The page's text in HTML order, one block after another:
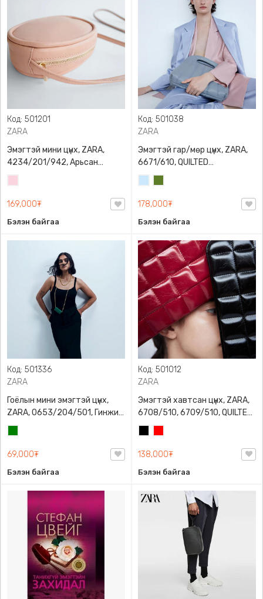
Код: 501201
ZARA
Эмэгтэй мини цүнх, ZARA,
4234/201/942, Арьсан
материалтай, LIMITED EDITION
OVAL LEATHER HANDBAG TRF
169,000₮
Бэлэн байгаа
Код: 501038
ZARA
Эмэгтэй гар/мөр цүнх, ZARA,
6671/610, QUILTED
CROSSBODY BAG WITH HANDLE
178,000₮
Бэлэн байгаа
Код: 501336
ZARA
Гоёлын мини эмэгтэй цүнх,
ZARA, 0653/204/501, Гинжин
оосортой, Дотроо тольтой
69,000₮
Бэлэн байгаа
Код: 501012
ZARA
Эмэгтэй хавтсан цүнх, ZARA,
6708/510, 6709/510, QUILTED
CLUTCH BAGDETAILS, Лакан,
Гинжин оосортой
138,000₮
Бэлэн байгаа